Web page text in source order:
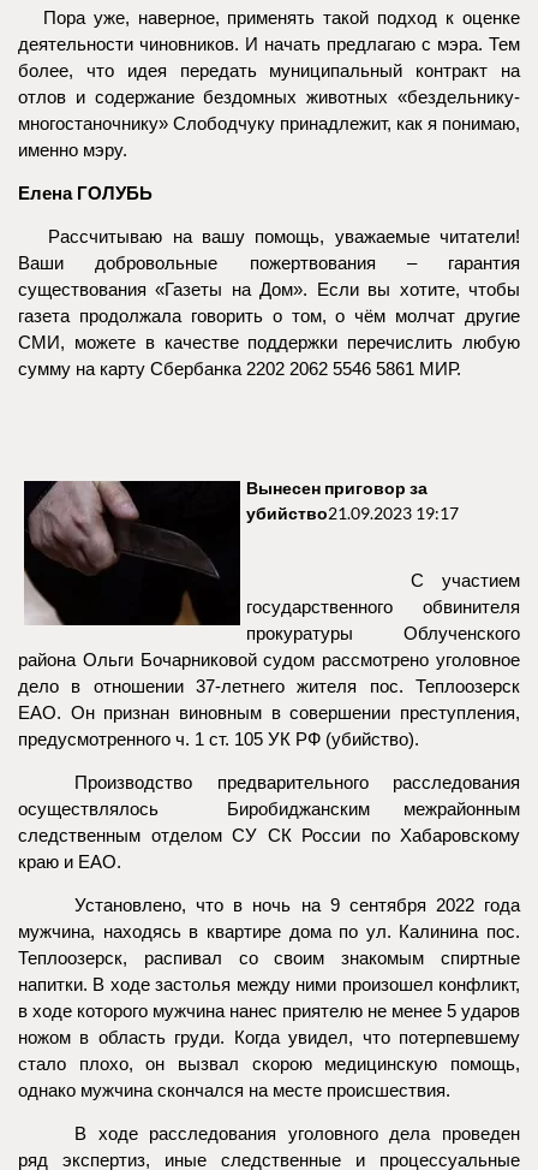
Пора уже, наверное, применять такой подход к оценке
деятельности чиновников. И начать предлагаю с мэра. Тем
более, что идея передать муниципальный контракт на
отлов и содержание бездомных животных «бездельнику-
многостаночнику» Слободчуку принадлежит, как я понимаю,
именно мэру.
Елена ГОЛУБЬ
Рассчитываю на вашу помощь, уважаемые читатели!
Ваши добровольные пожертвования – гарантия
существования «Газеты на Дом». Если вы хотите, чтобы
газета продолжала говорить о том, о чём молчат другие
СМИ, можете в качестве поддержки перечислить любую
сумму на карту Сбербанка 2202 2062 5546 5861 МИР.
Вынесен приговор за
убийство21.09.2023 19:17
С участием
государственного обвинителя
прокуратуры Облученского
района Ольги Бочарниковой судом рассмотрено уголовное
дело в отношении 37-летнего жителя пос. Теплоозерск
ЕАО. Он признан виновным в совершении преступления,
предусмотренного ч. 1 ст. 105 УК РФ (убийство).
Производство предварительного расследования
осуществлялось Биробиджанским межрайонным
следственным отделом СУ СК России по Хабаровскому
краю и ЕАО.
Установлено, что в ночь на 9 сентября 2022 года
мужчина, находясь в квартире дома по ул. Калинина пос.
Теплоозерск, распивал со своим знакомым спиртные
напитки. В ходе застолья между ними произошел конфликт,
в ходе которого мужчина нанес приятелю не менее 5 ударов
ножом в область груди. Когда увидел, что потерпевшему
стало плохо, он вызвал скорою медицинскую помощь,
однако мужчина скончался на месте происшествия.
В ходе расследования уголовного дела проведен
ряд экспертиз, иные следственные и процессуальные